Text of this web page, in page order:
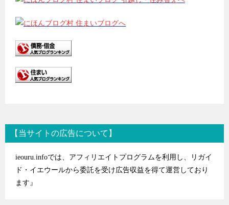
【当サイトの広告について】
ieouru.infoでは、アフィリエイトプログラムを利用し、リガイ
ド・イエウールから委託を受け広告収益を得て運営しており
ます』